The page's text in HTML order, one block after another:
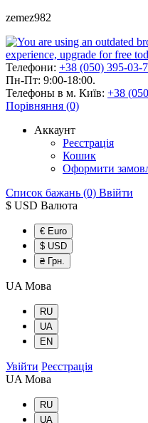
zemez982
Телефони: +38 (050) 395-03-
Пн-Пт: 9:00-18:00.
Телефоны в м. Київ: +38
Порівняння (0)
Аккаунт
Реєстрація
Кошик
Оформити
Список бажань (0) Ввійти
$ USD Валюта
€ Euro
$ USD
₴ Грн.
UA Мова
RU
UA
EN
Увійти Реєстрація
UA Мова
RU
UA